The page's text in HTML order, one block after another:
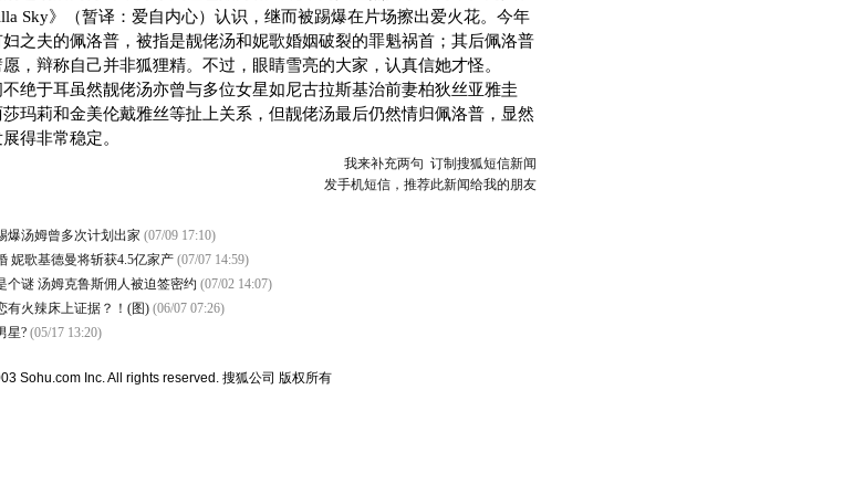
Sky》（暂译：爱自内心）认识，继而被踢爆在片场擦出爱火花。今年
之夫的佩洛普，被指是靓佬汤和妮歌婚姻破裂的罪魁祸首；其后佩洛普
，辩称自己并非狐狸精。不过，眼睛雪亮的大家，认真信她才怪。
于耳虽然靓佬汤亦曾与多位女星如尼古拉斯基治前妻柏狄丝亚雅圭
玛莉和金美伦戴雅丝等扯上关系，但靓佬汤最后仍然情归佩洛普，显然
得非常稳定。
我来补充两句 订制搜狐短信新闻
发手机短信，推荐此新闻给我的朋友
爆汤姆曾多次计划出家 (07/09 17:10)
妮歌基德曼将斩获4.5亿家产 (07/07 14:59)
个谜 汤姆克鲁斯佣人被迫签密约 (07/02 14:07)
有火辣床上证据？！(图) (06/07 07:26)
星? (05/17 13:20)
Sohu.com Inc. All rights reserved. 搜狐公司 版权所有